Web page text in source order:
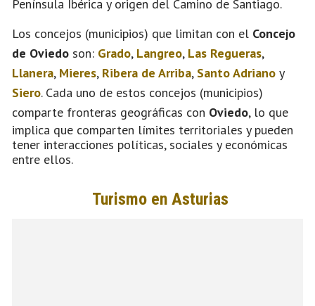
Península Ibérica y origen del Camino de Santiago.
Los concejos (municipios) que limitan con el Concejo
de Oviedo son: Grado, Langreo, Las Regueras,
Llanera, Mieres, Ribera de Arriba, Santo Adriano y
Siero. Cada uno de estos concejos (municipios)
comparte fronteras geográficas con Oviedo, lo que
implica que comparten límites territoriales y pueden
tener interacciones políticas, sociales y económicas
entre ellos.